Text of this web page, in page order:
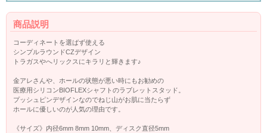
商品説明
コーディネートを選ばず使える
シンプルラウンドCZデザイン
トラガスやへリックスにキラリと輝きます♪
金アレさんや、ホールの状態が悪い時にもお勧めの
医療用シリコンBIOFLEXシャフトのラブレットスタッド。
プッシュピンデザインなのでねじ山がお肌に当たらず
ホールに優しいのが人気の理由です。
《サイズ》内径6mm 8mm 10mm、ディスク直径5mm